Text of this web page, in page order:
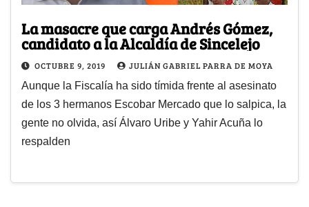
La masacre que carga Andrés Gómez,
candidato a la Alcaldía de Sincelejo
OCTUBRE 9, 2019 JULIÁN GABRIEL PARRA DE MOYA
Aunque la Fiscalía ha sido tímida frente al asesinato
de los 3 hermanos Escobar Mercado que lo salpica, la
gente no olvida, así Álvaro Uribe y Yahir Acuña lo
respalden